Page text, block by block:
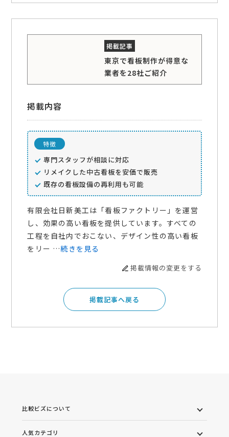
東京で看板制作が得意な
業者を28社ご紹介
掲載内容
特徴
専門スタッフが相談に対応
リメイクした中古看板を安価で販売
既存の看板設備の再利用も可能
有限会社日新美工は「看板ファクトリー」を運営
し、効果の高い看板を提供しています。すべての
工程を自社内でおこない、デザイン性の高い看板
をリー …続きを見る
掲載情報の変更をする
掲載記事へ戻る
比較ビズについて
人気カテゴリ